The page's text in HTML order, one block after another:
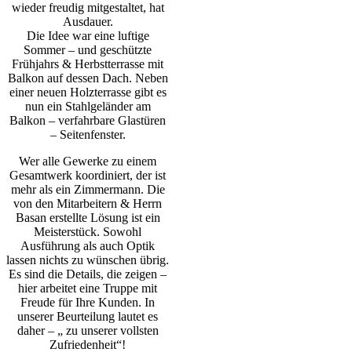
wieder freudig mitgestaltet, hat
Ausdauer.
Die Idee war eine luftige
Sommer – und geschützte
Frühjahrs & Herbstterrasse mit
Balkon auf dessen Dach. Neben
einer neuen Holzterrasse gibt es
nun ein Stahlgeländer am
Balkon – verfahrbare Glastüren
– Seitenfenster.
Wer alle Gewerke zu einem
Gesamtwerk koordiniert, der ist
mehr als ein Zimmermann. Die
von den Mitarbeitern & Herrn
Basan erstellte Lösung ist ein
Meisterstück. Sowohl
Ausführung als auch Optik
lassen nichts zu wünschen übrig.
Es sind die Details, die zeigen –
hier arbeitet eine Truppe mit
Freude für Ihre Kunden. In
unserer Beurteilung lautet es
daher – „ zu unserer vollsten
Zufriedenheit“!